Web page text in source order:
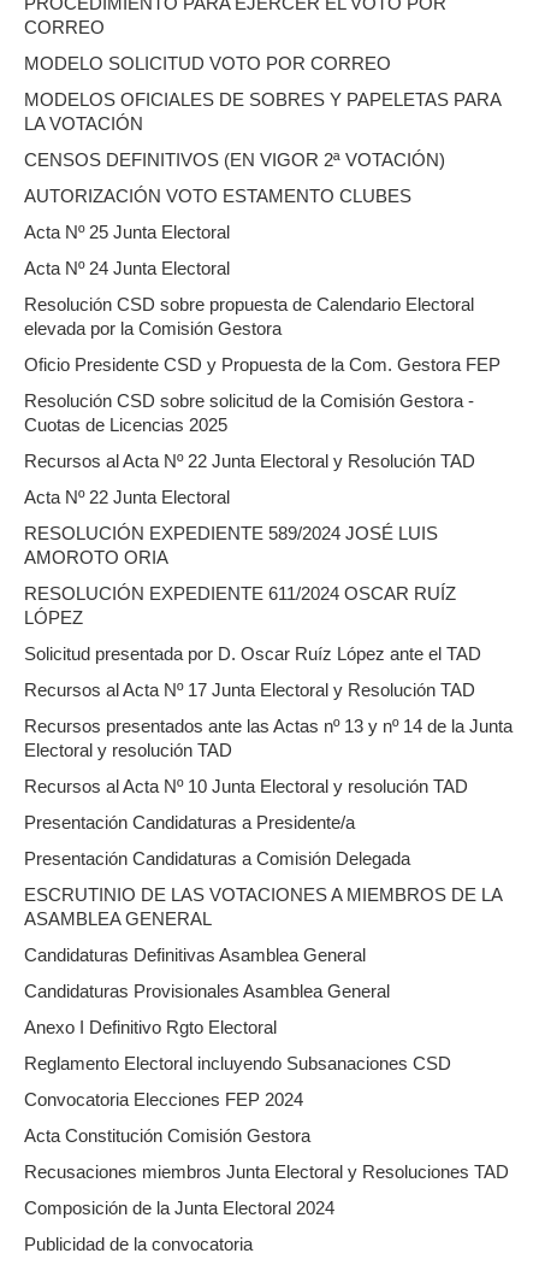
CORREO
MODELO SOLICITUD VOTO POR CORREO
MODELOS OFICIALES DE SOBRES Y PAPELETAS PARA
LA VOTACIÓN
CENSOS DEFINITIVOS (EN VIGOR 2ª VOTACIÓN)
AUTORIZACIÓN VOTO ESTAMENTO CLUBES
Acta Nº 25 Junta Electoral
Acta Nº 24 Junta Electoral
Resolución CSD sobre propuesta de Calendario Electoral
elevada por la Comisión Gestora
Oficio Presidente CSD y Propuesta de la Com. Gestora FEP
Resolución CSD sobre solicitud de la Comisión Gestora -
Cuotas de Licencias 2025
Recursos al Acta Nº 22 Junta Electoral y Resolución TAD
Acta Nº 22 Junta Electoral
RESOLUCIÓN EXPEDIENTE 589/2024 JOSÉ LUIS
AMOROTO ORIA
RESOLUCIÓN EXPEDIENTE 611/2024 OSCAR RUÍZ
LÓPEZ
Solicitud presentada por D. Oscar Ruíz López ante el TAD
Recursos al Acta Nº 17 Junta Electoral y Resolución TAD
Recursos presentados ante las Actas nº 13 y nº 14 de la Junta
Electoral y resolución TAD
Recursos al Acta Nº 10 Junta Electoral y resolución TAD
Presentación Candidaturas a Presidente/a
Presentación Candidaturas a Comisión Delegada
ESCRUTINIO DE LAS VOTACIONES A MIEMBROS DE LA
ASAMBLEA GENERAL
Candidaturas Definitivas Asamblea General
Candidaturas Provisionales Asamblea General
Anexo I Definitivo Rgto Electoral
Reglamento Electoral incluyendo Subsanaciones CSD
Convocatoria Elecciones FEP 2024
Acta Constitución Comisión Gestora
Recusaciones miembros Junta Electoral y Resoluciones TAD
Composición de la Junta Electoral 2024
Publicidad de la convocatoria